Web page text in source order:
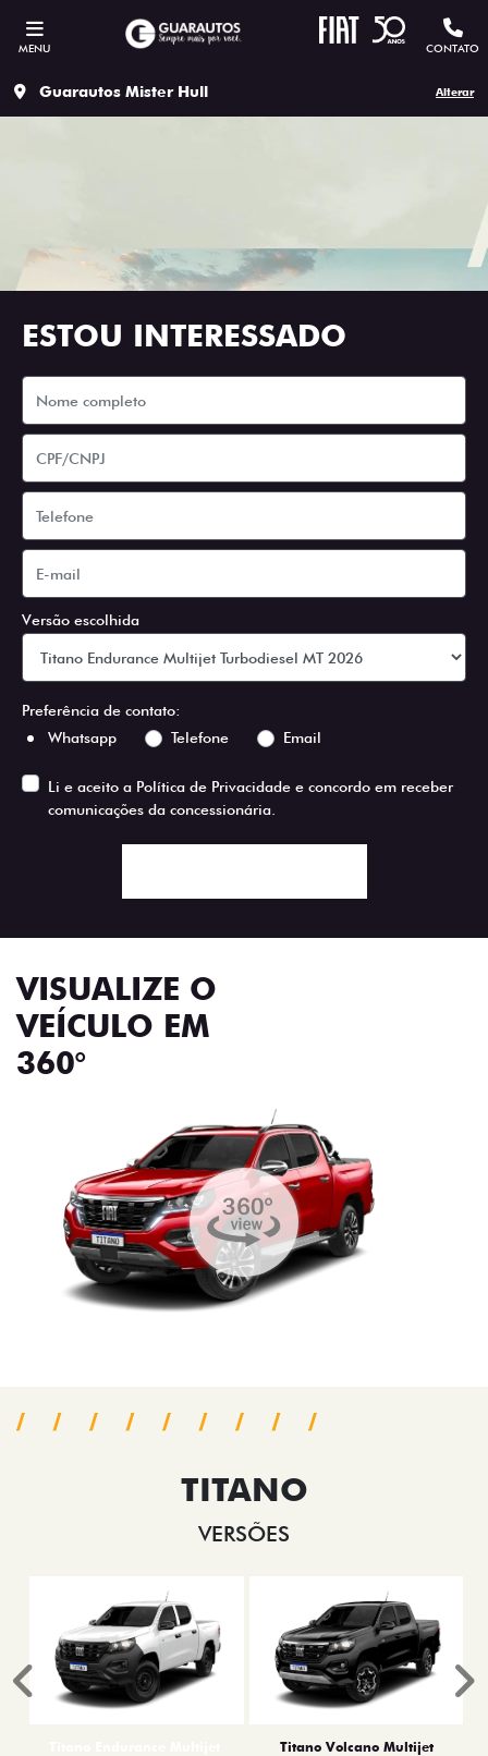
MENU CONTATO
Guarautos Mister Hull Alterar
ESTOU INTERESSADO
Versão escolhida
Preferência de contato:
Whatsapp
Telefone Email
Li e aceito a Política de Privacidade e concordo em receber
comunicações da concessionária.
VISUALIZE O
VEÍCULO EM
360°
TITANO
VERSÕES
Titano Volcano Multijet
Anterior